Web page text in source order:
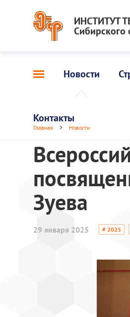
ИНСТИТУТ
Сибирского
Новости
Контакты
Главная > Новости
Зуева
29 января 2025 # 2025